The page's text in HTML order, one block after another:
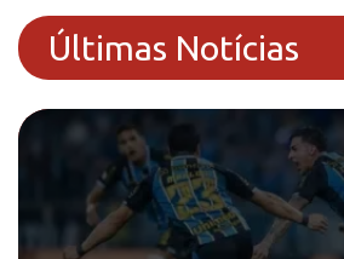
Últimas Notícias